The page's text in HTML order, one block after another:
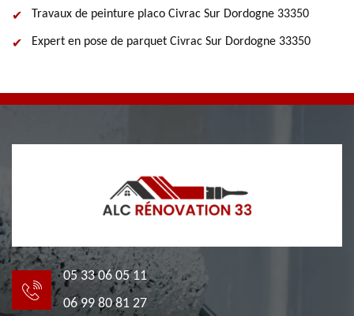
Travaux de peinture placo Civrac Sur Dordogne 33350
Expert en pose de parquet Civrac Sur Dordogne 33350
05 33 06 05 11
06 99 80 81 27